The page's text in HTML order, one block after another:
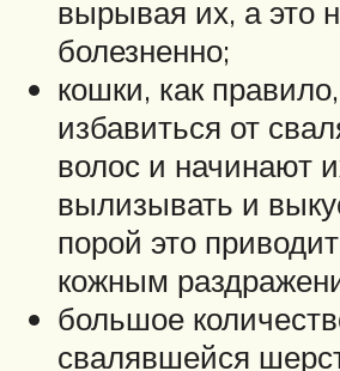
вырывая их, а это
болезненно;
кошки, как
избавиться от
волос и начинают
вылизывать и
порой это
кожным
большое
свалявшейся